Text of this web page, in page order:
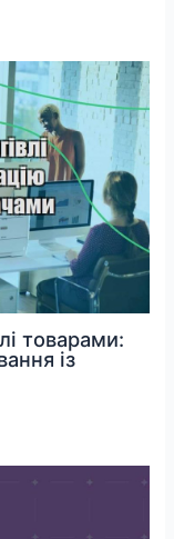
товарами:
із